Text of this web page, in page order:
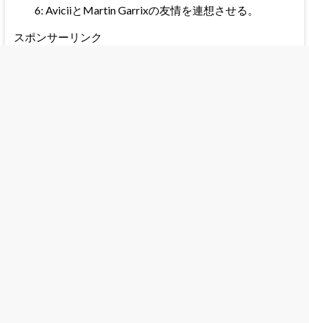
6: AviciiとMartin Garrixの友情を連想させる。
スポンサーリンク